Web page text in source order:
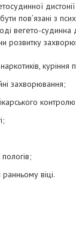
пов’язані з
вегето-
розвитку
куріння
захворювання;
віці.